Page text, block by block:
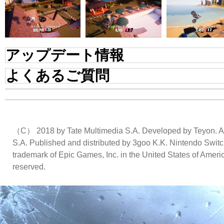
アップデート情報
よくあるご質問
（C） 2018 by Tate Multimedia S.A. Developed by
S.A. Published and distributed by 3goo K.K. Nintendo
trademark of Epic Games, Inc. in the United States of
reserved.